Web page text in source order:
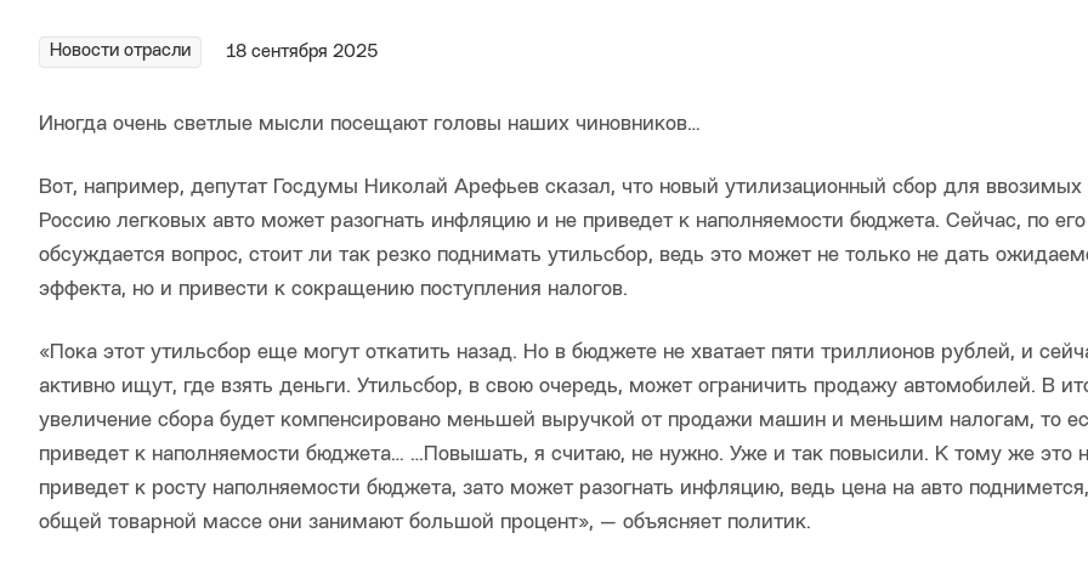
Новости отрасли 18 сентября 2025
Иногда очень светлые мысли посещают головы наших чиновников…
Вот, например, депутат Госдумы Николай Арефьев сказал, что новый утилизационный сбор для ввозимых
Россию легковых авто может разогнать инфляцию и не приведет к наполняемости бюджета. Сейчас, по
обсуждается вопрос, стоит ли так резко поднимать утильсбор, ведь это может не только не дать
эффекта, но и привести к сокращению поступления налогов.
«Пока этот утильсбор еще могут откатить назад. Но в бюджете не хватает пяти триллионов рублей, и
активно ищут, где взять деньги. Утильсбор, в свою очередь, может ограничить продажу автомобилей. В
увеличение сбора будет компенсировано меньшей выручкой от продажи машин и меньшим налогам, то
приведет к наполняемости бюджета… …Повышать, я считаю, не нужно. Уже и так повысили. К тому же это
приведет к росту наполняемости бюджета, зато может разогнать инфляцию, ведь цена на авто
общей товарной массе они занимают большой процент», — объясняет политик.